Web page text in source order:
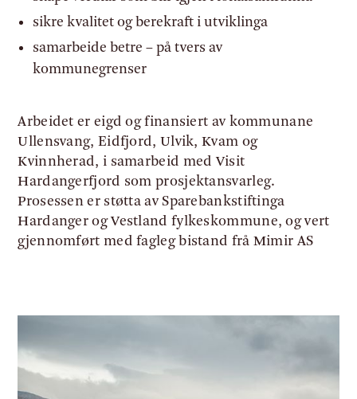
sikre kvalitet og berekraft i utviklinga
samarbeide betre – på tvers av
kommunegrenser
Arbeidet er eigd og finansiert av kommunane
Ullensvang, Eidfjord, Ulvik, Kvam og
Kvinnherad, i samarbeid med Visit
Hardangerfjord som prosjektansvarleg.
Prosessen er støtta av Sparebankstiftinga
Hardanger og Vestland fylkeskommune, og vert
gjennomført med fagleg bistand frå Mimir AS